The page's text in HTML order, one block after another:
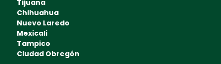
Tijuana
Chihuahua
Nuevo Laredo
Mexicali
Tampico
Ciudad Obregón